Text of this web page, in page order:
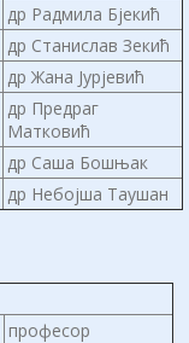
др Радмила Бјекић
др Станислав Зекић
др Жана Јурјевић
др Предраг
Матковић
др Саша Бошњак
др Небојша Таушан
професор